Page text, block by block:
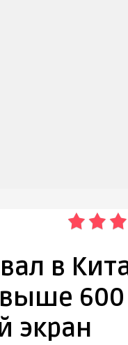
в
экран